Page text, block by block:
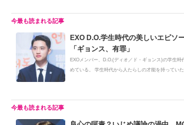
EXO D.O.学生時代の美しいエピソ
「ギョンス、有罪」
EXOメンバー、D.O.(ディオ／ド・ギョンス)の学生時
めている。 学生時代から人たらしの才能を持っていた